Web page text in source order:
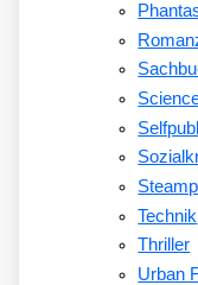
Technik
Thriller
Urban